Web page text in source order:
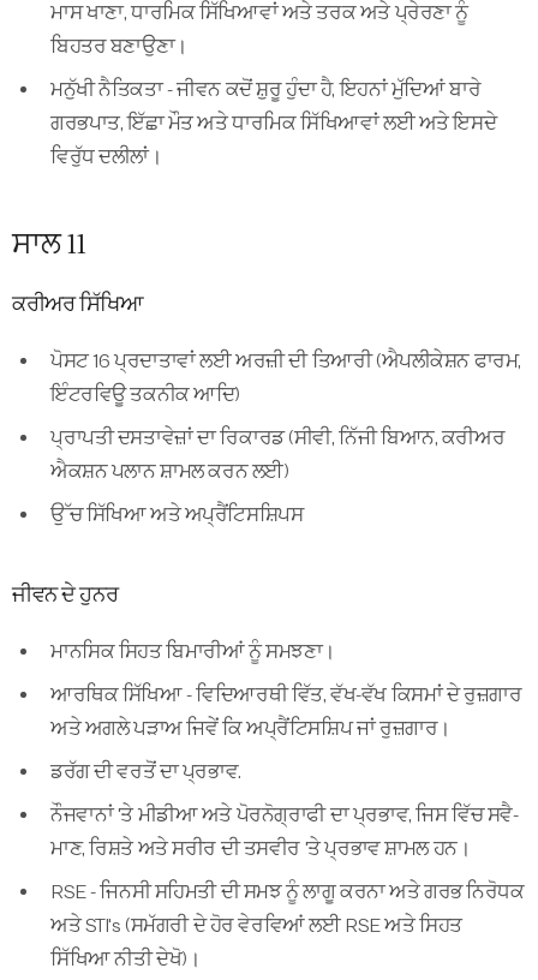
ਮਾਸ ਖਾਣਾ, ਧਾਰਮਿਕ ਸਿੱਖਿਆਵਾਂ ਅਤੇ ਤਰਕ ਅਤੇ ਪ੍ਰੇਰਣਾ ਨੂੰ
ਬਿਹਤਰ ਬਣਾਉਣਾ।
ਮਨੁੱਖੀ ਨੈਤਿਕਤਾ - ਜੀਵਨ ਕਦੋਂ ਸ਼ੁਰੂ ਹੁੰਦਾ ਹੈ, ਇਹਨਾਂ ਮੁੱਦਿਆਂ ਬਾਰੇ
ਗਰਭਪਾਤ, ਇੱਛਾ ਮੌਤ ਅਤੇ ਧਾਰਮਿਕ ਸਿੱਖਿਆਵਾਂ ਲਈ ਅਤੇ ਇਸਦੇ
ਵਿਰੁੱਧ ਦਲੀਲਾਂ।
ਸਾਲ 11
ਕਰੀਅਰ ਸਿੱਖਿਆ
ਪੋਸਟ 16 ਪ੍ਰਦਾਤਾਵਾਂ ਲਈ ਅਰਜ਼ੀ ਦੀ ਤਿਆਰੀ (ਐਪਲੀਕੇਸ਼ਨ ਫਾਰਮ,
ਇੰਟਰਵਿਊ ਤਕਨੀਕ ਆਦਿ)
ਪ੍ਰਾਪਤੀ ਦਸਤਾਵੇਜ਼ਾਂ ਦਾ ਰਿਕਾਰਡ (ਸੀਵੀ, ਨਿੱਜੀ ਬਿਆਨ, ਕਰੀਅਰ
ਐਕਸ਼ਨ ਪਲਾਨ ਸ਼ਾਮਲ ਕਰਨ ਲਈ)
ਉੱਚ ਸਿੱਖਿਆ ਅਤੇ ਅਪ੍ਰੈਂਟਿਸਸ਼ਿਪਸ
ਜੀਵਨ ਦੇ ਹੁਨਰ
ਮਾਨਸਿਕ ਸਿਹਤ ਬਿਮਾਰੀਆਂ ਨੂੰ ਸਮਝਣਾ।
ਆਰਥਿਕ ਸਿੱਖਿਆ - ਵਿਦਿਆਰਥੀ ਵਿੱਤ, ਵੱਖ-ਵੱਖ ਕਿਸਮਾਂ ਦੇ ਰੁਜ਼ਗਾਰ
ਅਤੇ ਅਗਲੇ ਪੜਾਅ ਜਿਵੇਂ ਕਿ ਅਪ੍ਰੈਂਟਿਸਸ਼ਿਪ ਜਾਂ ਰੁਜ਼ਗਾਰ।
ਡਰੱਗ ਦੀ ਵਰਤੋਂ ਦਾ ਪ੍ਰਭਾਵ.
ਨੌਜਵਾਨਾਂ 'ਤੇ ਮੀਡੀਆ ਅਤੇ ਪੋਰਨੋਗ੍ਰਾਫੀ ਦਾ ਪ੍ਰਭਾਵ, ਜਿਸ ਵਿੱਚ ਸਵੈ-
ਮਾਣ, ਰਿਸ਼ਤੇ ਅਤੇ ਸਰੀਰ ਦੀ ਤਸਵੀਰ 'ਤੇ ਪ੍ਰਭਾਵ ਸ਼ਾਮਲ ਹਨ।
RSE - ਜਿਨਸੀ ਸਹਿਮਤੀ ਦੀ ਸਮਝ ਨੂੰ ਲਾਗੂ ਕਰਨਾ ਅਤੇ ਗਰਭ ਨਿਰੋਧਕ
ਅਤੇ STI's (ਸਮੱਗਰੀ ਦੇ ਹੋਰ ਵੇਰਵਿਆਂ ਲਈ RSE ਅਤੇ ਸਿਹਤ
ਸਿੱਖਿਆ ਨੀਤੀ ਦੇਖੋ)।